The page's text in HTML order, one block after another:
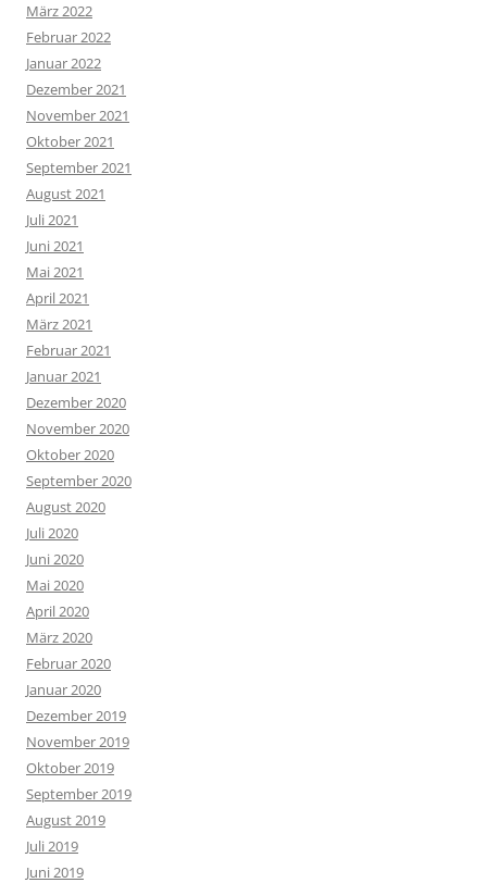
März 2022
Februar 2022
Januar 2022
Dezember 2021
November 2021
Oktober 2021
September 2021
August 2021
Juli 2021
Juni 2021
Mai 2021
April 2021
März 2021
Februar 2021
Januar 2021
Dezember 2020
November 2020
Oktober 2020
September 2020
August 2020
Juli 2020
Juni 2020
Mai 2020
April 2020
März 2020
Februar 2020
Januar 2020
Dezember 2019
November 2019
Oktober 2019
September 2019
August 2019
Juli 2019
Juni 2019